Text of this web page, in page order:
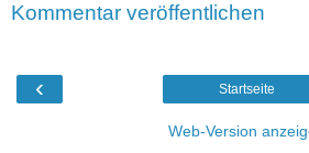
Kommentar veröffentlichen
‹ Startseite
Web-Version